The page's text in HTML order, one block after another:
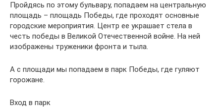
Пройдясь по этому бульвару, попадаем на центральную
площадь – площадь Победы, где проходят основные
городские мероприятия. Центр ее украшает стела в
честь победы в Великой Отечественной войне. На ней
изображены труженики фронта и тыла.
А с площади мы попадаем в парк Победы, где гуляют
горожане.
Вход в парк